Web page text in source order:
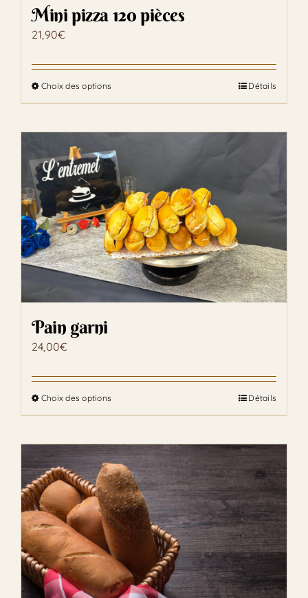
Mini pizza 120 pièces
21,90€
Choix des options
produit
variations.
Les
options
peuvent
être
choisies
sur
Détails
Pain garni
24,00€
Choix des options
produit
plusieurs
variations.
Les
options
peuvent
être
choisies
sur
Détails